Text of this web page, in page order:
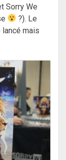
Sorry We
?). Le
lancé mais